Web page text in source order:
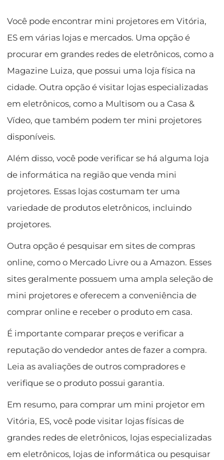
Você pode encontrar mini projetores em Vitória,
ES em várias lojas e mercados. Uma opção é
procurar em grandes redes de eletrônicos, como a
Magazine Luiza, que possui uma loja física na
cidade. Outra opção é visitar lojas especializadas
em eletrônicos, como a Multisom ou a Casa &
Vídeo, que também podem ter mini projetores
disponíveis.
Além disso, você pode verificar se há alguma loja
de informática na região que venda mini
projetores. Essas lojas costumam ter uma
variedade de produtos eletrônicos, incluindo
projetores.
Outra opção é pesquisar em sites de compras
online, como o Mercado Livre ou a Amazon. Esses
sites geralmente possuem uma ampla seleção de
mini projetores e oferecem a conveniência de
comprar online e receber o produto em casa.
É importante comparar preços e verificar a
reputação do vendedor antes de fazer a compra.
Leia as avaliações de outros compradores e
verifique se o produto possui garantia.
Em resumo, para comprar um mini projetor em
Vitória, ES, você pode visitar lojas físicas de
grandes redes de eletrônicos, lojas especializadas
em eletrônicos, lojas de informática ou pesquisar